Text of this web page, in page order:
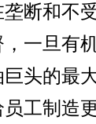
断和不
一旦有
头的最
工制造